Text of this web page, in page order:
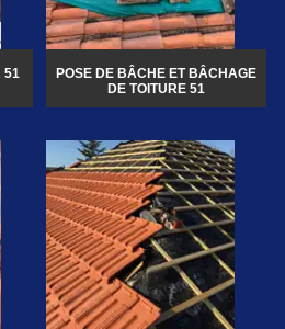
51
POSE DE BÂCHE ET BÂCHAGE
DE TOITURE 51